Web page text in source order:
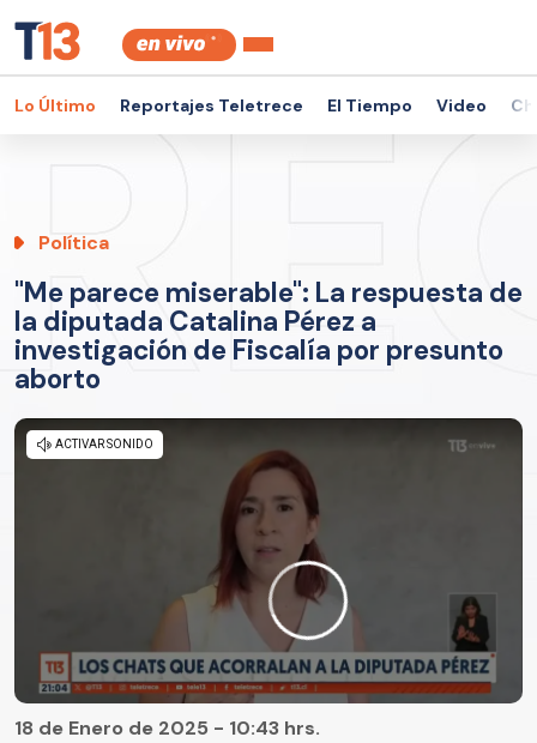
Lo Último Reportajes Teletrece El Tiempo Video
Política
"Me parece miserable": La respuesta de
la diputada Catalina Pérez a
investigación de Fiscalía por presunto
aborto
18 de Enero de 2025 - 10:43 hrs.